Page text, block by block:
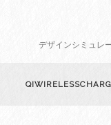
デザインシミュレ